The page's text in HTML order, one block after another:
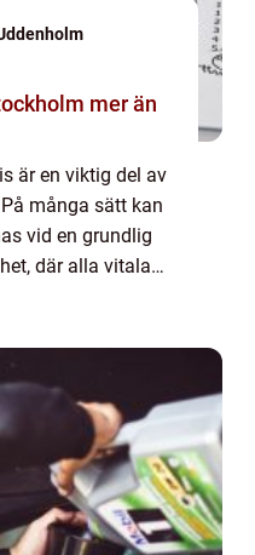
mer än
är en viktig del av
många sätt kan
vid en grundlig
där alla vitala